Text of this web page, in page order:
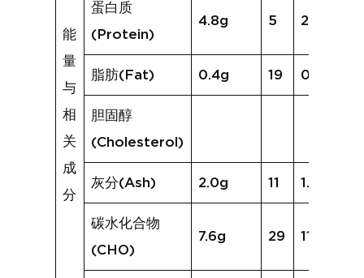
能
量
与
相
关
成
分
蛋白质
(Protein)
4.8g 5 2.5g
脂肪(Fat) 0.4g 19 0.4g
胆固醇
(Cholesterol)
灰分(Ash) 2.0g 11 1.3g
碳水化合物
(CHO)
7.6g 29 11.8g